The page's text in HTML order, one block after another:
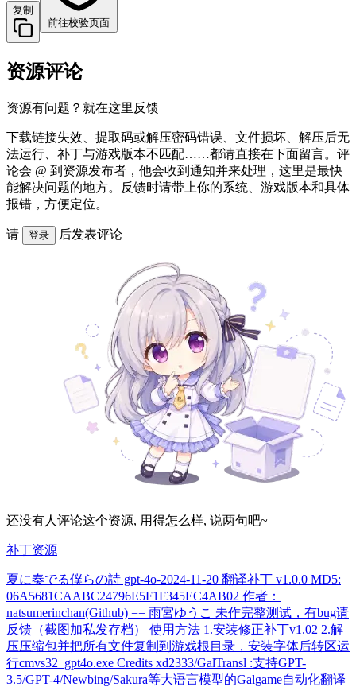
复制
前往校验页面
资源评论
资源有问题？就在这里反馈
下载链接失效、提取码或解压密码错误、文件损坏、解压后无
法运行、补丁与游戏版本不匹配……都请直接在下面留言。评
论会 @ 到资源发布者，他会收到通知并来处理，这里是最快
能解决问题的地方。反馈时请带上你的系统、游戏版本和具体
报错，方便定位。
请 登录 后发表评论
还没有人评论这个资源, 用得怎么样, 说两句吧~
补丁资源
夏に奏でる僕らの詩 gpt-4o-2024-11-20 翻译补丁 v1.0.0 MD5:
06A5681CAABC24796E5F1F345EC4AB02 作者：
natsumerinchan(Github) == 雨宮ゆうこ 未作完整测试，有bug请
反馈（截图加私发存档） 使用方法 1.安装修正补丁v1.02 2.解
压压缩包并把所有文件复制到游戏根目录，安装字体后转区运
行cmvs32_gpt4o.exe Credits xd2333/GalTransl :支持GPT-
3.5/GPT-4/Newbing/Sakura等大语言模型的Galgame自动化翻译